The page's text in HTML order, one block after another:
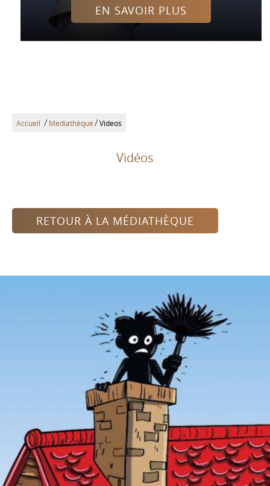
EN SAVOIR PLUS
Accueil /Mediathèque/Videos
Vidéos
RETOUR À LA MÉDIATHÈQUE